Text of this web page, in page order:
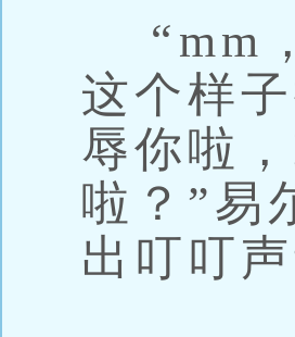
“mm
这个样
辱你啦
啦？”易
出叮叮